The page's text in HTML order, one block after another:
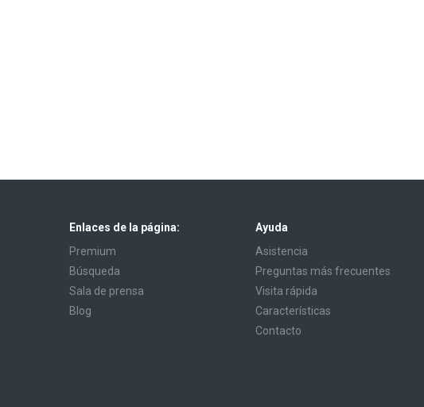
Enlaces de la página:
Premium
Búsqueda
Sala de prensa
Blog
Ayuda
Asistencia
Preguntas más frecuentes
Visita rápida
Características
Contacto